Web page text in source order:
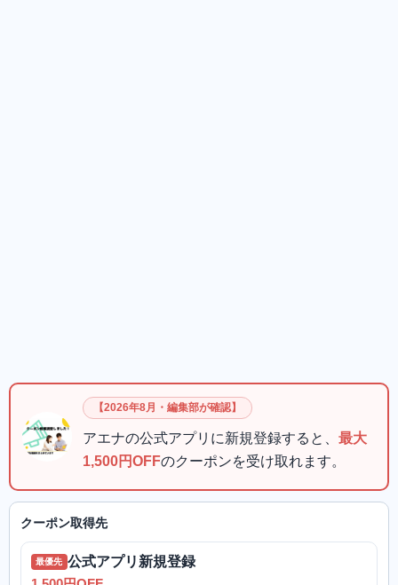
【2026年8月・編集部が確認】
アエナの公式アプリに新規登録すると、 最大
1,500円OFFのクーポンを受け取れます。
クーポン取得先
最優先 公式アプリ新規登録